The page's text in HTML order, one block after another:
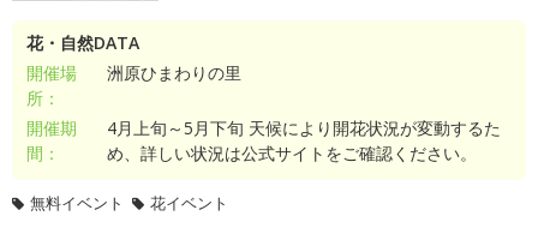
花・自然DATA
開催場
所：
洲原ひまわりの里
開催期
間：
4月上旬～5月下旬 天候により開花状況が変動するた
め、詳しい状況は公式サイトをご確認ください。
無料イベント 花イベント